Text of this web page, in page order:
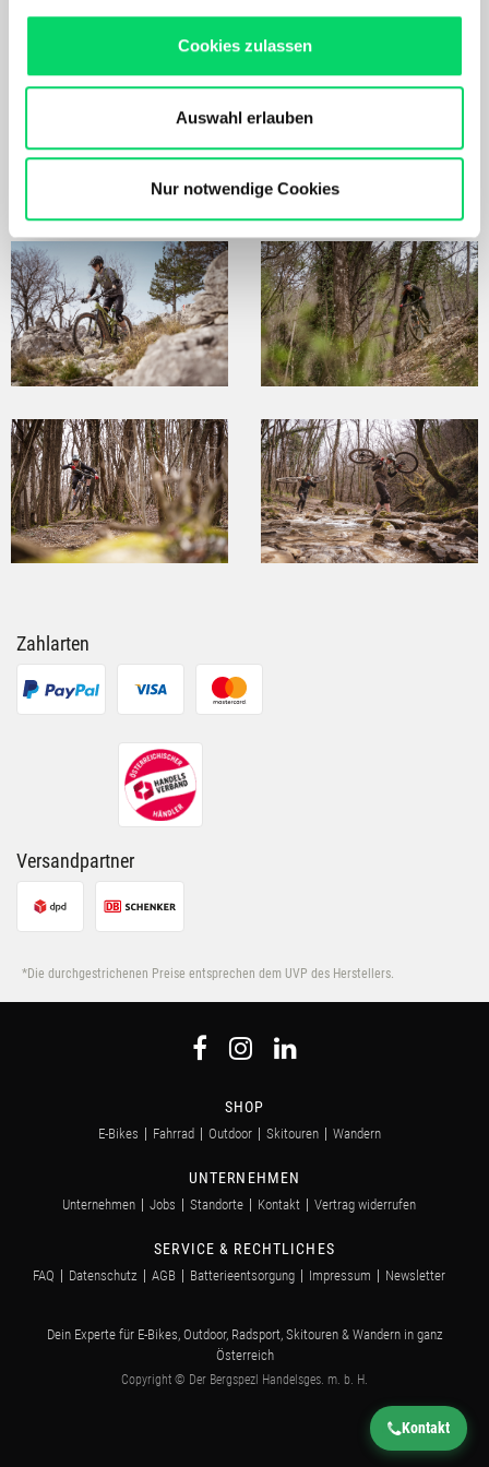
Produkten und Inhalten.
Unser Online Angebot sowie die Funktionalität und
Performance unserer Website wird kontinuierlich für Dich
Bergspezl verwendet Cookies, um Inhalte und Anzeigen
zu personalisieren, Funktionen für soziale Medien
anbieten zu können und die Zugriffe auf unsere Website
zu analysieren. Außerdem geben wir Informationen zu
Deiner Verwendung unserer Website an unsere Partner
für soziale Medien, Werbung und Analysen weiter.
Unsere Partner führen diese Informationen
möglicherweise mit weiteren Daten zusammen, die Du
ihnen bereitgestellt hast oder die sie im Rahmen Deiner
Cookies zulassen
Auswahl erlauben
Nur notwendige Cookies
verspeist - lässiger Einstieg in die Bikesaison 2024!
Zahlarten
Versandpartner
*Die durchgestrichenen Preise entsprechen dem UVP des Herstellers.
SHOP
E-Bikes Fahrrad Outdoor Skitouren Wandern
UNTERNEHMEN
Unternehmen Jobs Standorte Kontakt Vertrag widerrufen
SERVICE & RECHTLICHES
FAQ Datenschutz AGB Batterieentsorgung Impressum Newsletter
Dein Experte für E-Bikes, Outdoor, Radsport, Skitouren & Wandern in ganz
Österreich
Copyright © Der Bergspezl Handelsges. m. b. H.
Kontakt